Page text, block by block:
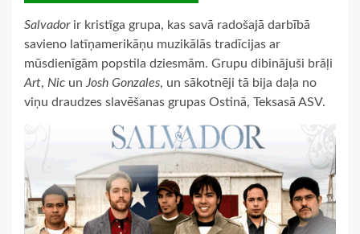
Salvadorir kristīga grupa, kas savā radošajā darbībā
savieno latīņamerikāņu muzikālās tradīcijas ar
mūsdienīgām popstila dziesmām. Grupu dibinājuši brāļi
Art, Nic un Josh Gonzales, un sākotnēji tā bija daļa no
viņu draudzes slavēšanas grupas Ostinā, Teksasā ASV.